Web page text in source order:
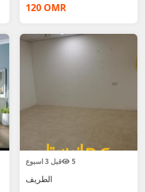
120 OMR
قبل 3 اسبوع 5
الطريف